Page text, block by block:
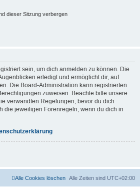
dieser Sitzung verbergen
sein, um dich anmelden zu können. Die
erledigt und ermöglicht dir, auf
Die Board-Administration kann registrierten
zuweisen. Beachte bitte unsere
verwandten Regelungen, bevor du dich
die jeweiligen Forenregeln, wenn du dich in
Alle Zeiten sind UTC+02:00
Alle Cookies löschen